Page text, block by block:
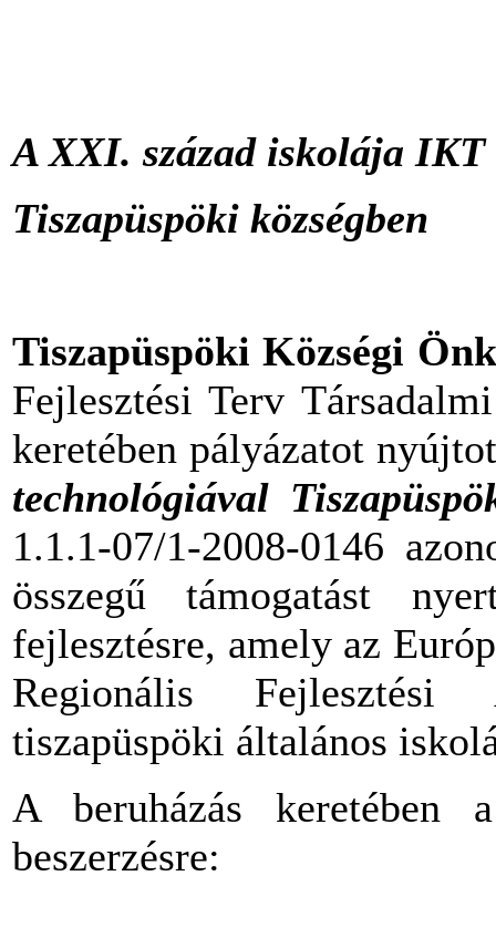
A XXI. század iskolája
Tiszapüspöki községben
Tiszapüspöki Községi
Fejlesztési Terv
keretében pályázatot
technológiával
1.1.1-07/1-2008-0146
összegű támogatást
fejlesztésre, amely az
Regionális Fejlesztési
tiszapüspöki általános
A beruházás keretében
beszerzésre: